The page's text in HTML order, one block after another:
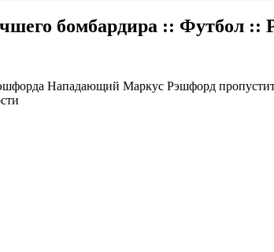
бомбардира :: Футбол ::
Нападающий Маркус Рэшфорд пропустит